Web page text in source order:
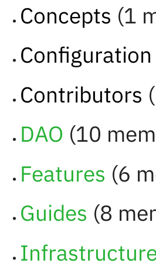
Concepts (1
Configuration
Contributors
DAO (10
Features (6
Guides (8